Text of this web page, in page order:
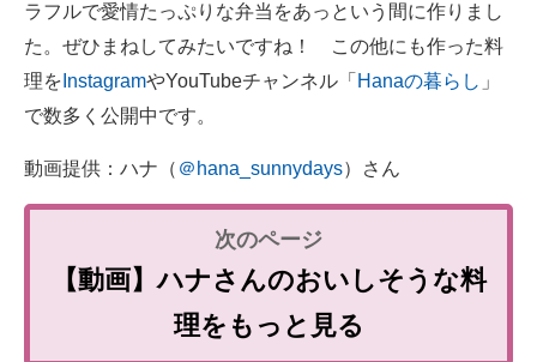
ラフルで愛情たっぷりな弁当をあっという間に作りまし
た。ぜひまねしてみたいですね！ この他にも作った料
理を InstagramやYouTubeチャンネル「 Hanaの暮らし 」
で数多く公開中です。
動画提供：ハナ（ ＠hana_sunnydays）さん
【動画】ハナさんのおいしそうな料
理をもっと見る